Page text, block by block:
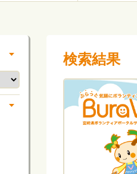
検索結果